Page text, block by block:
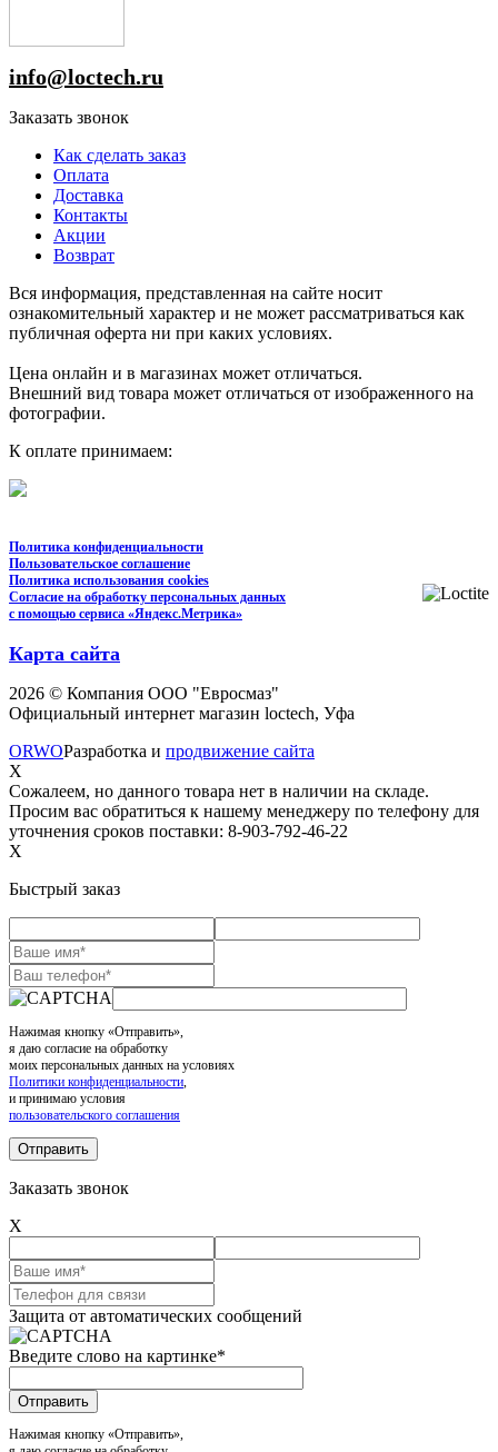
info@loctech.ru
Заказать звонок
Как сделать заказ
Оплата
Доставка
Контакты
Акции
Возврат
Вся информация, представленная на сайте носит
ознакомительный характер и не может рассматриваться как
публичная оферта ни при каких условиях.
Цена онлайн и в магазинах может отличаться.
Внешний вид товара может отличаться от изображенного на
фотографии.
К оплате принимаем:
Политика конфиденциальности
Пользовательское соглашение
Политика использования cookies
Согласие на обработку персональных данных
с помощью сервиса «Яндекс.Метрика»
Карта сайта
2026 © Компания ООО "Евросмаз"
Официальный интернет магазин loctech, Уфа
ORWOРазработка и продвижение сайта
X
Сожалеем, но данного товара нет в наличии на складе.
Просим вас обратиться к нашему менеджеру по телефону для
уточнения сроков поставки: 8-903-792-46-22
X
Быстрый заказ
Нажимая кнопку «Отправить»,
я даю согласие на обработку
моих персональных данных на условиях
Политики конфиденциальности
и принимаю условия
пользовательского соглашения
Заказать звонок
X
Защита от автоматических сообщений
Введите слово на картинке*
Нажимая кнопку «Отправить»,